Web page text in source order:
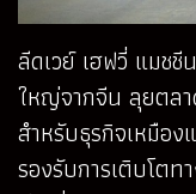
ลีดเวย์ เฮฟวี่ แมช
ใหญ่จากจีน ลุยตลา
สำหรับธุรกิจเหมือง
รองรับการเติบโต